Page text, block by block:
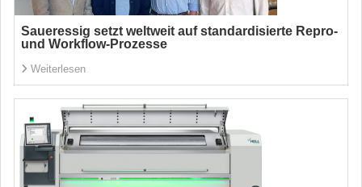
Saueressig setzt weltweit auf standardisierte Repro-
und Workflow-Prozesse
Weiterlesen